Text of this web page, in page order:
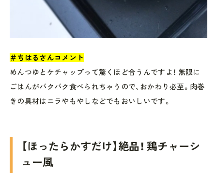
＃ちはるさんコメント
めんつゆとケチャップって驚くほど合うんですよ！ 無限に
ごはんがパクパク食べられちゃうので、おかわり必至。肉巻
きの具材はニラやもやしなどでもおいしいです。
【ほったらかすだけ】絶品！ 鶏チャーシ
ュー風